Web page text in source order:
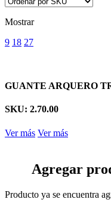
Mostrar
9 18 27
GUANTE ARQUERO
SKU: 2.70.00
Ver más Ver más
Agregar
Producto ya se encuentra